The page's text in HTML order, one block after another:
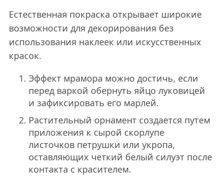
Естественная покраска открывает широкие
возможности для декорирования без
использования наклеек или искусственных
красок.
Эффект мрамора можно достичь, если
перед варкой обернуть яйцо луковицей
и зафиксировать его марлей.
Растительный орнамент создается путем
приложения к сырой скорлупе
листочков петрушки или укропа,
оставляющих четкий белый силуэт после
контакта с красителем.